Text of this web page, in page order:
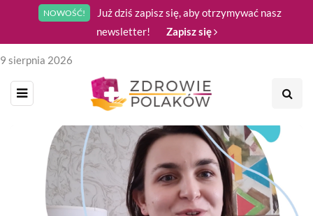
NOWOŚĆ!
Już dziś zapisz się, aby otrzymywać nasz
newsletter!
Zapisz się
9 sierpnia 2026